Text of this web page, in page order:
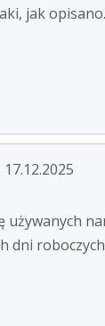
jak opisano.
używanych
dni